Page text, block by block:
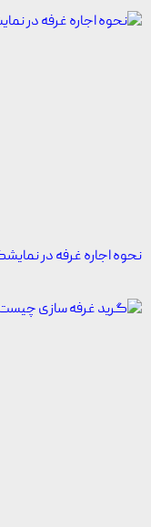
نحوه اجاره غرفه در